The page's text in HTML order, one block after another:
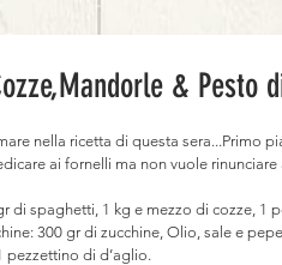
& Pesto
nella ricetta di questa sera...Primo
ai fornelli ma non vuole rinunciare
di spaghetti, 1 kg e mezzo di cozze,
300 gr di zucchine, Olio, sale e
pezzettino di d’aglio.